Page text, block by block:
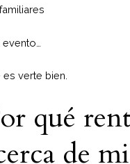
verte bien.
qué
de mi